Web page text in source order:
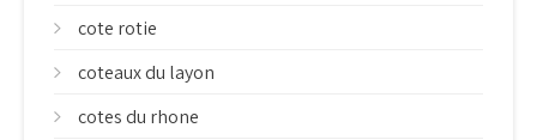
cote rotie
coteaux du layon
cotes du rhone